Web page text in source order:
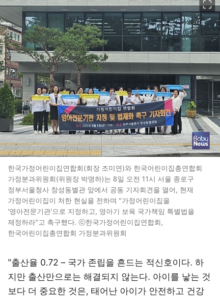
한국가정어린이집연합회(회장 조미연)와 한국어린이집총연합회
가정분과위원회(위원장 박명하)는 8일 오전 11시 서울 종로구
정부서울청사 창성동별관 앞에서 공동 기자회견을 열어, 현재
가정어린이집이 처한 현실을 전하며 "가정어린이집을
'영아전문기관'으로 지정하고, 영아기 보육 국가책임 특별법을
제정하라"고 촉구했다. ⓒ한국가정어린이집연합회,
한국어린이집총연합회 가정분과위원회
"출산율 0.72 – 국가 존립을 흔드는 적신호이다. 하
지만 출산만으로는 해결되지 않는다. 아이를 낳는 것
보다 더 중요한 것은, 태어난 아이가 안전하고 건강